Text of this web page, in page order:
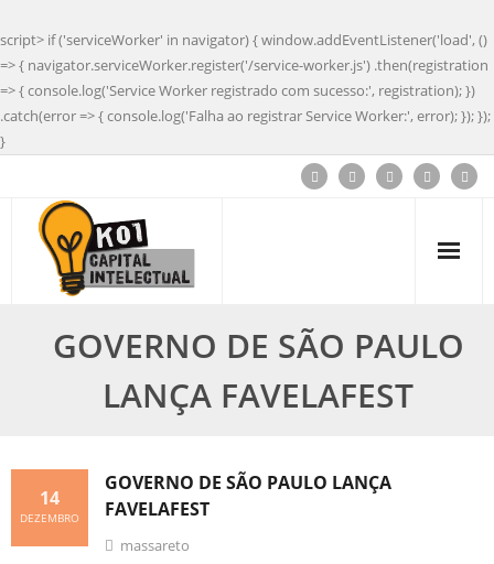
script> if ('serviceWorker' in navigator) { window.addEventListener('load', ()
=> { navigator.serviceWorker.register('/service-worker.js') .then(registration
=> { console.log('Service Worker registrado com sucesso:', registration); })
.catch(error => { console.log('Falha ao registrar Service Worker:', error); }); });
}
GOVERNO DE SÃO PAULO
LANÇA FAVELAFEST
GOVERNO DE SÃO PAULO LANÇA
FAVELAFEST
14
DEZEMBRO
massareto